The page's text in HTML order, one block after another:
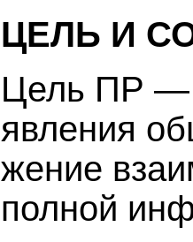
ЦЕЛЬ И
Цель ПР —
явления
жение
полной